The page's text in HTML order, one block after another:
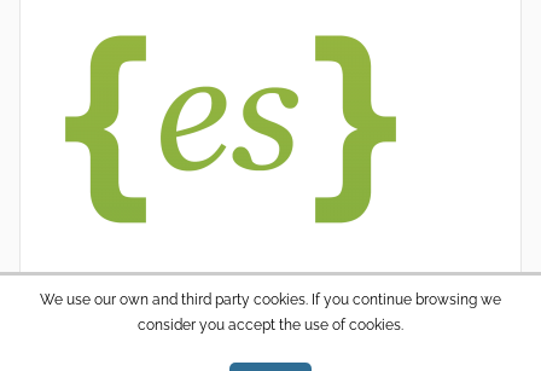
We use our own and third party cookies. If you continue browsing we
consider you accept the use of cookies.